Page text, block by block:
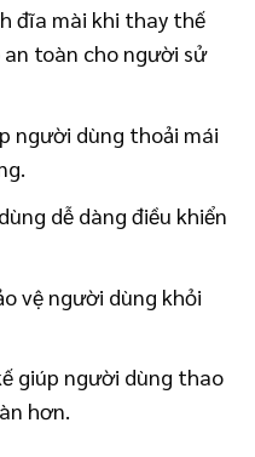
đĩa mài khi thay thế
an toàn cho người sử
người dùng thoải mái
dễ dàng điều khiển
vệ người dùng khỏi
giúp người dùng thao
hơn.